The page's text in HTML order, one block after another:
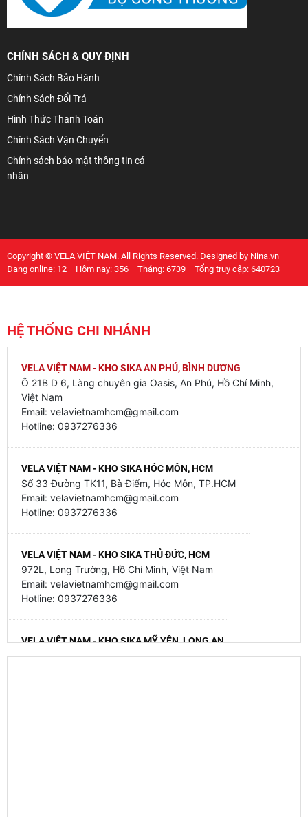
CHÍNH SÁCH & QUY ĐỊNH
Chính Sách Bảo Hành
Chính Sách Đổi Trả
Hình Thức Thanh Toán
Chính Sách Vận Chuyển
Chính sách bảo mật thông tin cá
nhân
Copyright © VELA VIỆT NAM. All Rights Reserved. Designed by Nina.vn
Đang online: 12
Hôm nay: 356 Tháng: 6739 Tổng truy cập: 640723
HỆ THỐNG CHI NHÁNH
VELA VIỆT NAM - KHO SIKA AN PHÚ, BÌNH DƯƠNG
Ô 21B D 6, Làng chuyên gia Oasis, An Phú, Hồ Chí Minh,
Việt Nam
Email: velavietnamhcm@gmail.com
Hotline: 0937276336
VELA VIỆT NAM - KHO SIKA HÓC MÔN, HCM
Số 33 Đường TK11, Bà Điểm, Hóc Môn, TP.HCM
Email: velavietnamhcm@gmail.com
Hotline: 0937276336
VELA VIỆT NAM - KHO SIKA THỦ ĐỨC, HCM
972L, Long Trường, Hồ Chí Minh, Việt Nam
Email: velavietnamhcm@gmail.com
Hotline: 0937276336
VELA VIỆT NAM - KHO SIKA MỸ YÊN, LONG AN
79 Mỹ Yên - Tân Bửu, Mỹ Yên, Tây Ninh, Việt Nam